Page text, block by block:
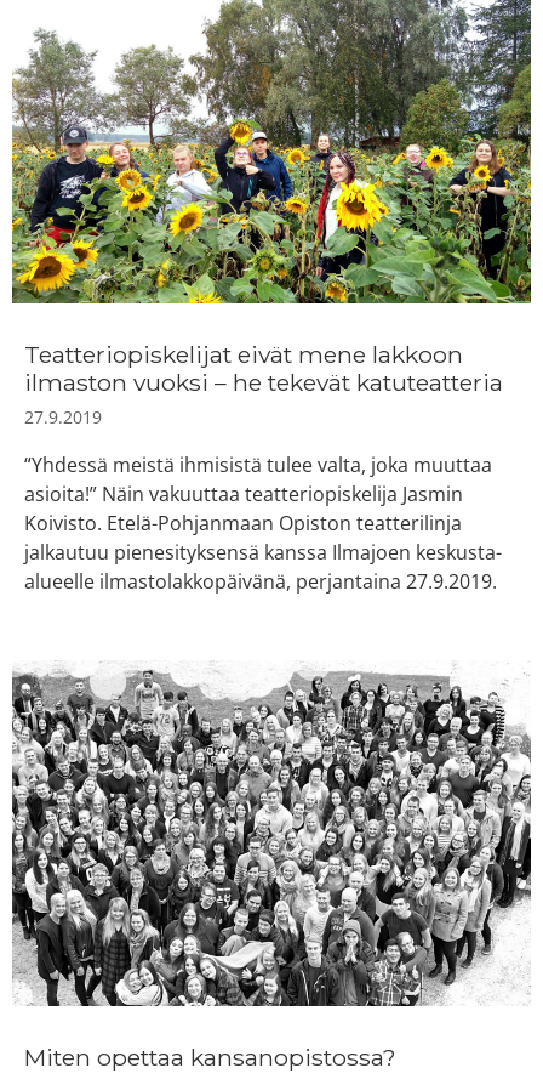
Teatteriopiskelijat eivät mene lakkoon
ilmaston vuoksi – he tekevät katuteatteria
27.9.2019
“Yhdessä meistä ihmisistä tulee valta, joka muuttaa
asioita!” Näin vakuuttaa teatteriopiskelija Jasmin
Koivisto. Etelä-Pohjanmaan Opiston teatterilinja
jalkautuu pienesityksensä kanssa Ilmajoen keskusta-
alueelle ilmastolakkopäivänä, perjantaina 27.9.2019.
Miten opettaa kansanopistossa?